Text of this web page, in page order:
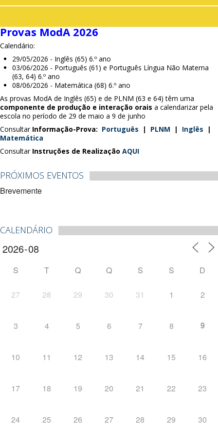
Provas ModA 2026
Calendário:
29/05/2026 - Inglês (65) 6.º ano
03/06/2026 - Português (61) e Português Língua Não Materna
(63, 64) 6.º ano
08/06/2026 - Matemática (68) 6.º ano
As provas ModA de Inglês (65) e de PLNM (63 e 64) têm uma
componente de produção e interação orais a calendarizar pela
escola no período de 29 de maio a 9 de junho
Consultar Informação-Prova: Português | PLNM | Inglês
|
Matemática
Consultar Instruções de Realização AQUI
PRÓXIMOS EVENTOS
Brevemente
CALENDÁRIO
S T Q Q S S D
27 28 29 30 31 1 2
3 4 5 6 7 8 9
10 11 12 13 14 15 16
17 18 19 20 21 22 23
24 25 26 27 28 29 30